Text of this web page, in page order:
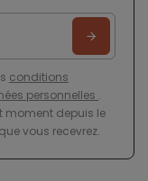
conditions
personnelles .
moment depuis le
vous recevrez.